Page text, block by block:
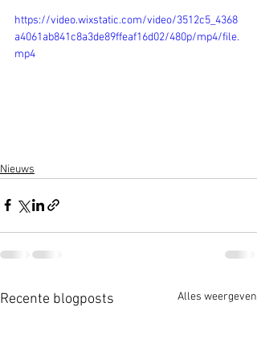
https://video.wixstatic.com/video/3512c5_4368
a4061ab841c8a3de89ffeaf16d02/480p/mp4/file.
mp4
Nieuws
Recente blogposts Alles weergeven